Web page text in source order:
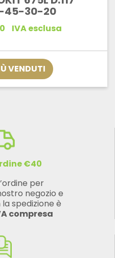
45-30-20
Il
era:
€11,00.
Il
è:
€9,90.
IVA esclusa
VENDUTI
€40
per
negozio e
spedizione è
compresa